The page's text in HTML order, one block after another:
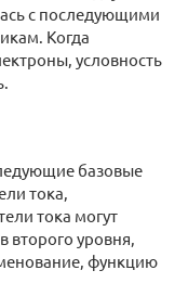
с последующими
Когда
условность
базовые
тока,
тока могут
второго уровня,
функцию